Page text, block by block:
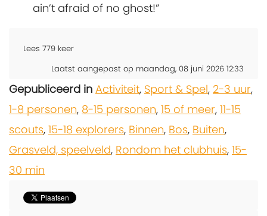
ain’t afraid of no ghost!”
Lees 779 keer
Laatst aangepast op maandag, 08 juni 2026 12:33
Gepubliceerd in Activiteit, Sport & Spel, 2-3 uur,
1-8 personen, 8-15 personen, 15 of meer, 11-15
scouts, 15-18 explorers, Binnen, Bos, Buiten,
Grasveld, speelveld, Rondom het clubhuis, 15-
30 min